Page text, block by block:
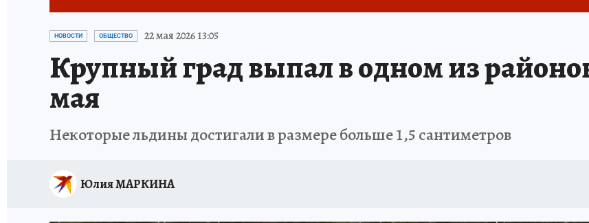
СИТУАЦИЯ С МАЗУТОМ В КРЫМУ
НОВОСТИ ОБЩЕСТВО 22 мая 2026 13:05
Крупный град выпал в одном из
мая
Некоторые льдины достигали в размере больше 1,5 сантиметров
Юлия МАРКИНА